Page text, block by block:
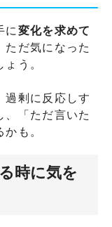
に 変化を求めて
ただ気になった
う。
過剰に反応しす
、「ただ言いた
も。
時に気を